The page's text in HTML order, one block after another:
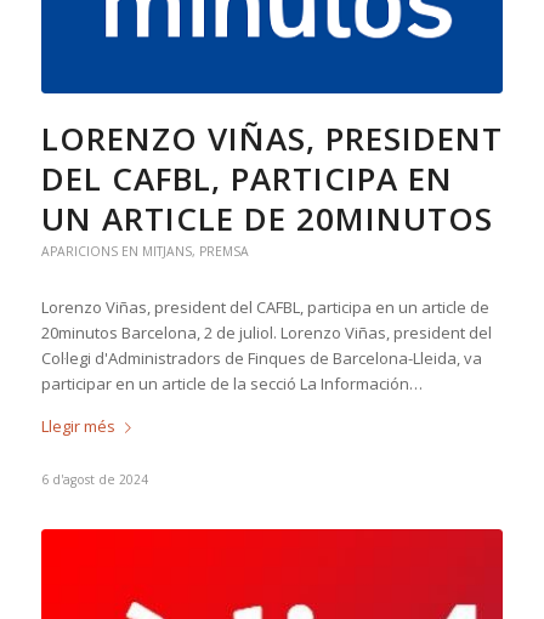
LORENZO VIÑAS, PRESIDENT
DEL CAFBL, PARTICIPA EN
UN ARTICLE DE 20MINUTOS
APARICIONS EN MITJANS, PREMSA
Lorenzo Viñas, president del CAFBL, participa en un article de
20minutos Barcelona, 2 de juliol. Lorenzo Viñas, president del
Col·legi d'Administradors de Finques de Barcelona-Lleida, va
participar en un article de la secció La Información…
Llegir més
6 d'agost de 2024